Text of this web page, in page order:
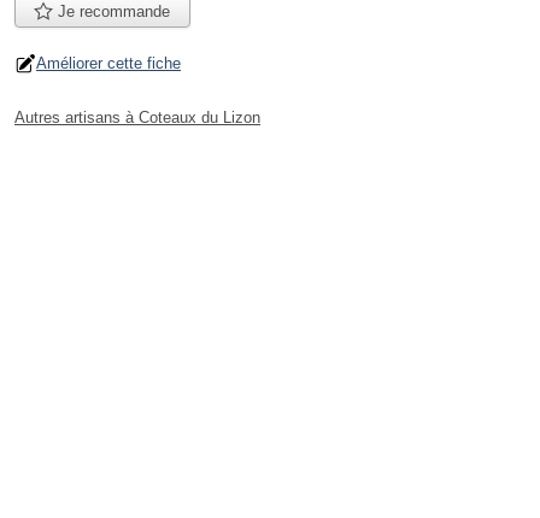
Je recommande
Améliorer cette fiche
Autres artisans à Coteaux du Lizon